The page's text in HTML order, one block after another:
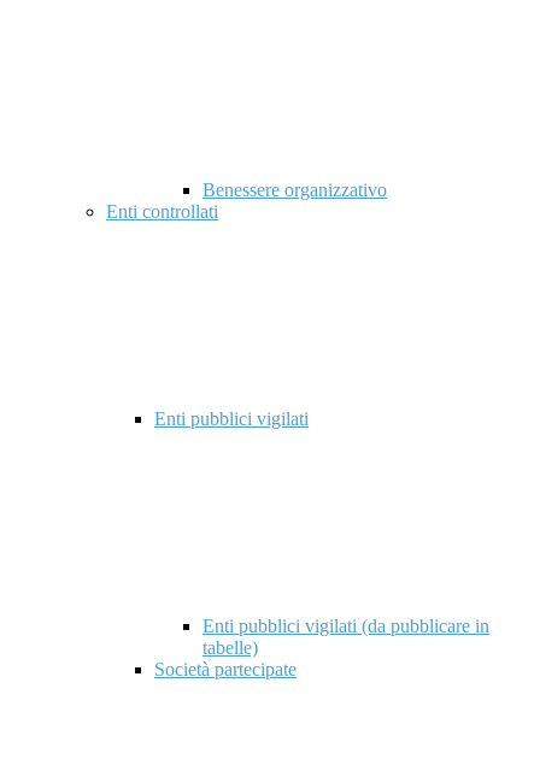
Benessere organizzativo
Enti controllati
Enti pubblici vigilati
Enti pubblici vigilati (da pubblicare in
tabelle)
Società partecipate